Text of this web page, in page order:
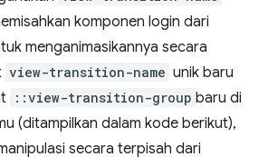
komponen login dari
menganimasikannya secara
view-transition-name unik baru
::view-transition-group baru di
(ditampilkan dalam kode berikut),
secara terpisah dari